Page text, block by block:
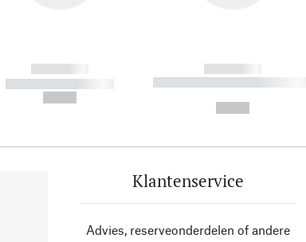
------------
----------- -----------
------------
----------- ----------- ----------
Klantenservice
Advies, reserveonderdelen of andere